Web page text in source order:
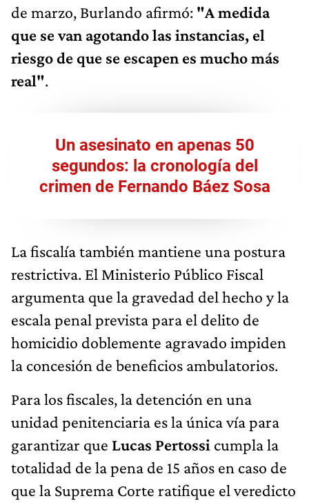
de marzo, Burlando afirmó: "A medida
que se van agotando las instancias, el
riesgo de que se escapen es mucho más
real".
Un asesinato en apenas 50
segundos: la cronología del
crimen de Fernando Báez Sosa
La fiscalía también mantiene una postura
restrictiva. El Ministerio Público Fiscal
argumenta que la gravedad del hecho y la
escala penal prevista para el delito de
homicidio doblemente agravado impiden
la concesión de beneficios ambulatorios.
Para los fiscales, la detención en una
unidad penitenciaria es la única vía para
garantizar que Lucas Pertossi cumpla la
totalidad de la pena de 15 años en caso de
que la Suprema Corte ratifique el veredicto